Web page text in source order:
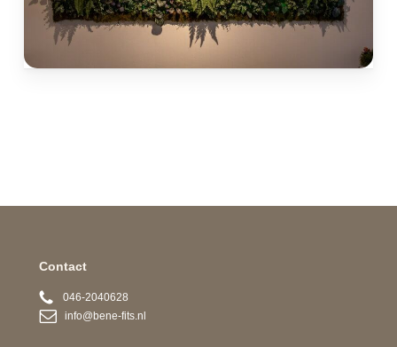
Contact
046-2040628
info@bene-fits.nl